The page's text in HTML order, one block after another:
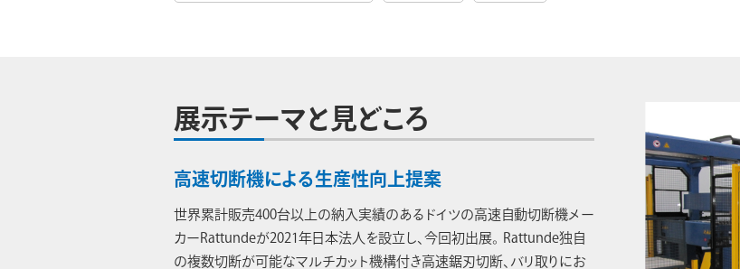
展示テーマと見どころ
高速切断機による生産性向上提案
世界累計販売400台以上の納入実績のあるドイツの高速自動切断機メー
カーRattundeが2021年日本法人を設立し、今回初出展。 Rattunde独自
の複数切断が可能なマルチカット機構付き高速鋸刃切断、バリ取りにお